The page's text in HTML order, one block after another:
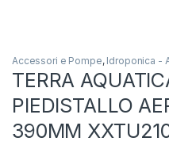
Accessori e Pompe, Idroponica -
TERRA
PIEDISTALLO
390MM